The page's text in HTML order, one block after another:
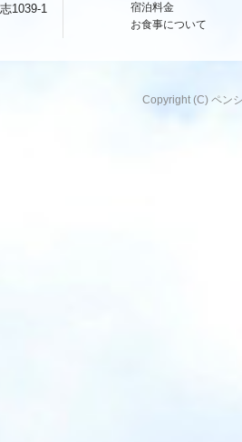
1039-1
宿泊料金
お食事について
Copyright (C) ペン